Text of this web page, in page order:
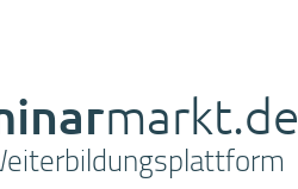
markt.de